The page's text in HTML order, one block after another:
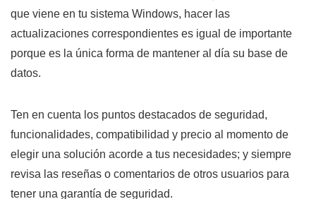
que viene en tu sistema Windows, hacer las
actualizaciones correspondientes es igual de importante
porque es la única forma de mantener al día su base de
datos.
Ten en cuenta los puntos destacados de seguridad,
funcionalidades, compatibilidad y precio al momento de
elegir una solución acorde a tus necesidades; y siempre
revisa las reseñas o comentarios de otros usuarios para
tener una garantía de seguridad.